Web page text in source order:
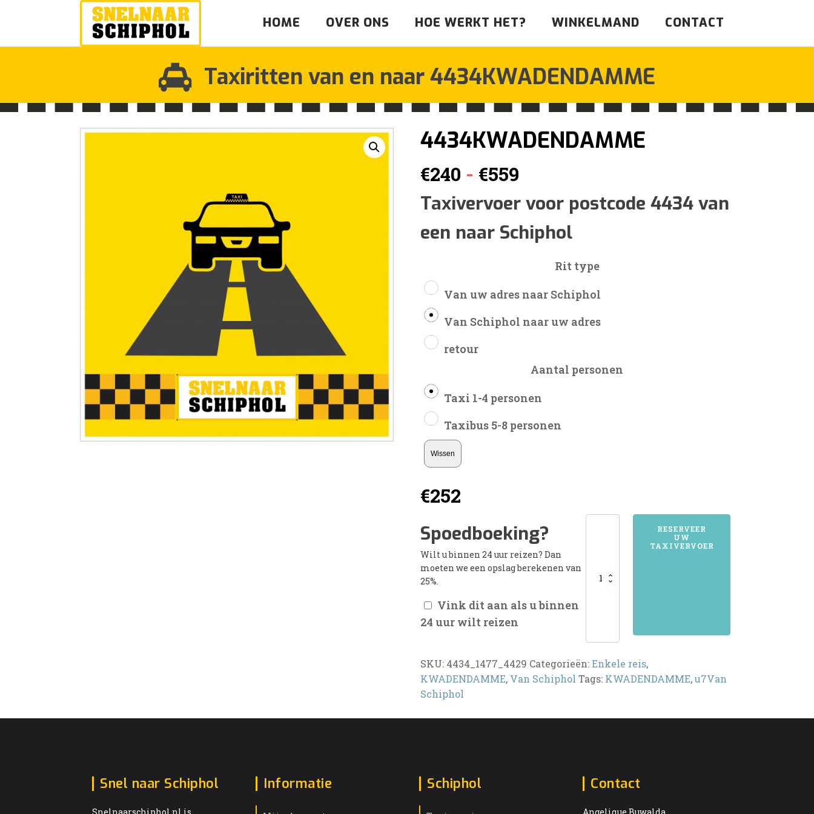
HOME OVER ONS HOE WERKT HET? WINKELMAND CONTACT
Taxiritten van en naar4434KWADENDAMME
4434KWADENDAMME
€240 - €559Prijsklasse:
€240
tot
€559
Taxivervoer voor postcode 4434 van
een naar Schiphol
Rit type
Van uw adres naar Schiphol
Van Schiphol naar uw adres
retour
Aantal personen
Taxi 1-4 personen
Taxibus 5-8 personen
Wissen
€252
Spoedboeking?
Wilt u binnen 24 uur reizen? Dan
moeten we een opslag berekenen van
25%.
Vink dit aan als u binnen
24 uur wilt reizen
4434KWADENDAMME
RESERVEER
UW
TAXIVERVOER
SKU: 4434_1477_4429 Categorieën:Enkele reis,
KWADENDAMME, Van Schiphol Tags: KWADENDAMME,u7Van
Schiphol
Snel naar Schiphol
Snelnaarschiphol.nl is
Informatie Schiphol Contact
Angelique Buwalda